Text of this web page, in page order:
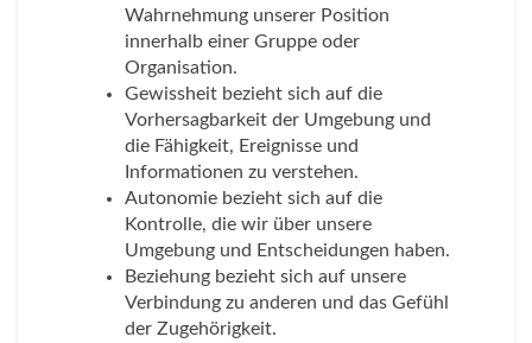
Wahrnehmung unserer Position
innerhalb einer Gruppe oder
Organisation.
Gewissheit bezieht sich auf die
Vorhersagbarkeit der Umgebung und
die Fähigkeit, Ereignisse und
Informationen zu verstehen.
Autonomie bezieht sich auf die
Kontrolle, die wir über unsere
Umgebung und Entscheidungen haben.
Beziehung bezieht sich auf unsere
Verbindung zu anderen und das Gefühl
der Zugehörigkeit.